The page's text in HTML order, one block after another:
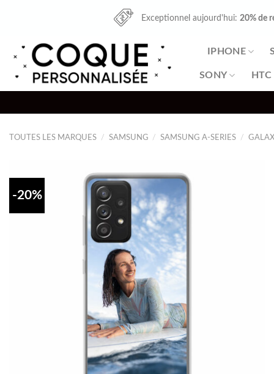
Exceptionnel aujourd'hui:20% de
IPHONE
SONY HTC
TOUTES LES MARQUES / SAMSUNG / SAMSUNG A-SERIES /
-20%